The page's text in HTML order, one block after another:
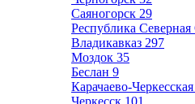
Саяногорск 29
Республика
Владикавказ 297
Моздок 35
Беслан 9
Карачаево-
Черкесск 101